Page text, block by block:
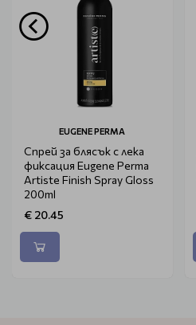
EUGENE PERMA
Спрей за блясък с лека
фиксация Eugene Perma
Artiste Finish Spray Gloss
200ml
€ 20.45